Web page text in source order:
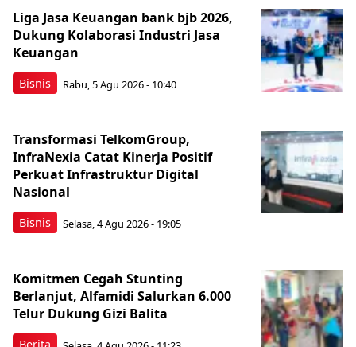
Bisnis
Liga Jasa Keuangan bank bjb 2026,
Dukung Kolaborasi Industri Jasa
Keuangan
Rabu, 5 Agu 2026 - 10:40
Bisnis
Transformasi TelkomGroup,
InfraNexia Catat Kinerja Positif
Perkuat Infrastruktur Digital
Nasional
Selasa, 4 Agu 2026 - 19:05
Komitmen Cegah Stunting
Berlanjut, Alfamidi Salurkan 6.000
Telur Dukung Gizi Balita